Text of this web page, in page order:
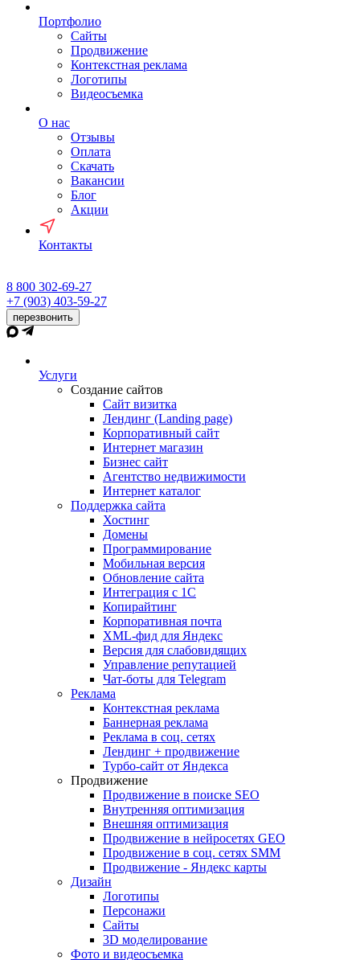
Портфолио
Сайты
Продвижение
Контекстная реклама
Логотипы
Видеосъемка
О нас
Отзывы
Оплата
Скачать
Вакансии
Блог
Акции
Контакты
8 800 302-69-27
+7 (903) 403-59-27
перезвонить
Услуги
Создание сайтов
Сайт визитка
Лендинг (Landing page)
Корпоративный сайт
Интернет магазин
Бизнес сайт
Агентство недвижимости
Интернет каталог
Поддержка сайта
Хостинг
Домены
Программирование
Мобильная версия
Обновление сайта
Интеграция с 1С
Копирайтинг
Корпоративная почта
XML-фид для Яндекс
Версия для слабовидящих
Управление репутацией
Чат-боты для Telegram
Реклама
Контекстная реклама
Баннерная реклама
Реклама в соц. сетях
Лендинг + продвижение
Турбо-сайт от Яндекса
Продвижение
Продвижение в поиске SEO
Внутренняя оптимизация
Внешняя оптимизация
Продвижение в нейросетях GEO
Продвижение в соц. сетях SMM
Продвижение - Яндекс карты
Дизайн
Логотипы
Персонажи
Сайты
3D моделирование
Фото и видеосъемка